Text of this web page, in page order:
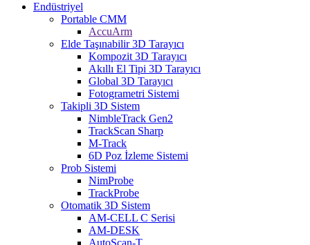
Endüstriyel
Portable CMM
AccuArm
Elde Taşınabilir 3D Tarayıcı
Kompozit 3D Tarayıcı
Akıllı El Tipi 3D Tarayıcı
Global 3D Tarayıcı
Fotogrametri Sistemi
Takipli 3D Sistem
NimbleTrack Gen2
TrackScan Sharp
M-Track
6D Poz İzleme Sistemi
Prob Sistemi
NimProbe
TrackProbe
Otomatik 3D Sistem
AM-CELL C Serisi
AM-DESK
AutoScan-T